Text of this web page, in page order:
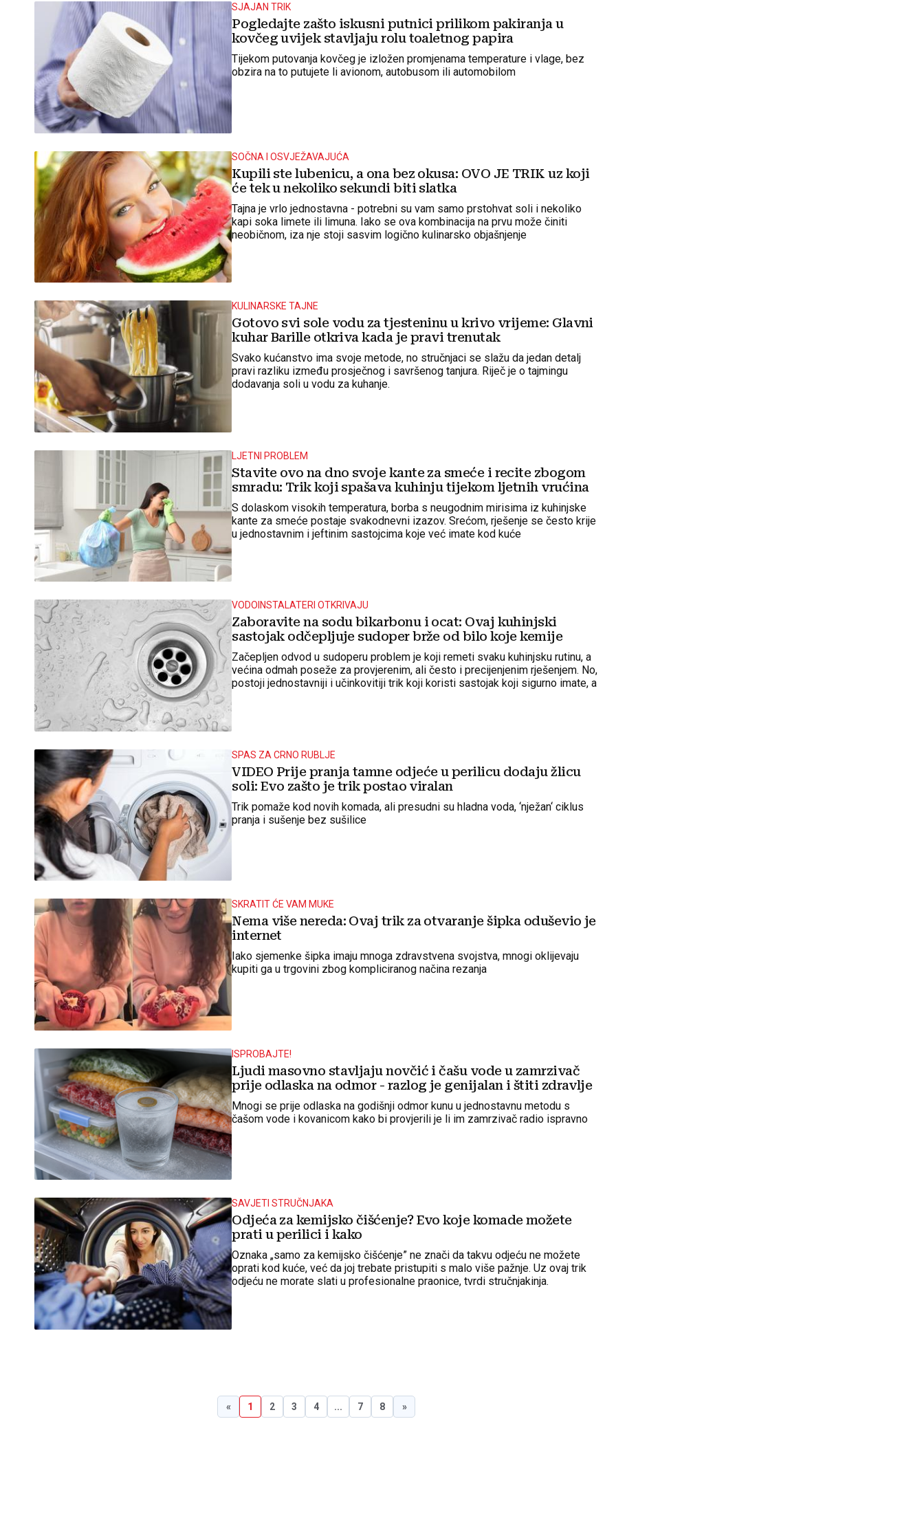
SJAJAN TRIK
Pogledajte zašto iskusni putnici prilikom pakiranja u
kovčeg uvijek stavljaju rolu toaletnog papira
Tijekom putovanja kovčeg je izložen promjenama temperature i vlage, bez
obzira na to putujete li avionom, autobusom ili automobilom
SOČNA I OSVJEŽAVAJUĆA
Kupili ste lubenicu, a ona bez okusa: OVO JE TRIK uz koji
će tek u nekoliko sekundi biti slatka
Tajna je vrlo jednostavna - potrebni su vam samo prstohvat soli i nekoliko
kapi soka limete ili limuna. Iako se ova kombinacija na prvu može činiti
neobičnom, iza nje stoji sasvim logično kulinarsko objašnjenje
KULINARSKE TAJNE
Gotovo svi sole vodu za tjesteninu u krivo vrijeme: Glavni
kuhar Barille otkriva kada je pravi trenutak
Svako kućanstvo ima svoje metode, no stručnjaci se slažu da jedan detalj
pravi razliku između prosječnog i savršenog tanjura. Riječ je o tajmingu
dodavanja soli u vodu za kuhanje.
LJETNI PROBLEM
Stavite ovo na dno svoje kante za smeće i recite zbogom
smradu: Trik koji spašava kuhinju tijekom ljetnih vrućina
S dolaskom visokih temperatura, borba s neugodnim mirisima iz kuhinjske
kante za smeće postaje svakodnevni izazov. Srećom, rješenje se često krije
u jednostavnim i jeftinim sastojcima koje već imate kod kuće
VODOINSTALATERI OTKRIVAJU
Zaboravite na sodu bikarbonu i ocat: Ovaj kuhinjski
sastojak odčepljuje sudoper brže od bilo koje kemije
Začepljen odvod u sudoperu problem je koji remeti svaku kuhinjsku rutinu, a
većina odmah poseže za provjerenim, ali često i precijenjenim rješenjem. No,
postoji jednostavniji i učinkovitiji trik koji koristi sastojak koji sigurno imate, a
SPAS ZA CRNO RUBLJE
VIDEO Prije pranja tamne odjeće u perilicu dodaju žlicu
soli: Evo zašto je trik postao viralan
Trik pomaže kod novih komada, ali presudni su hladna voda, ‘nježan‘ ciklus
pranja i sušenje bez sušilice
SKRATIT ĆE VAM MUKE
Nema više nereda: Ovaj trik za otvaranje šipka oduševio je
internet
Iako sjemenke šipka imaju mnoga zdravstvena svojstva, mnogi oklijevaju
kupiti ga u trgovini zbog kompliciranog načina rezanja
ISPROBAJTE!
Ljudi masovno stavljaju novčić i čašu vode u zamrzivač
prije odlaska na odmor - razlog je genijalan i štiti zdravlje
Mnogi se prije odlaska na godišnji odmor kunu u jednostavnu metodu s
čašom vode i kovanicom kako bi provjerili je li im zamrzivač radio ispravno
SAVJETI STRUČNJAKA
Odjeća za kemijsko čišćenje? Evo koje komade možete
prati u perilici i kako
Oznaka „samo za kemijsko čišćenje” ne znači da takvu odjeću ne možete
oprati kod kuće, već da joj trebate pristupiti s malo više pažnje. Uz ovaj trik
odjeću ne morate slati u profesionalne praonice, tvrdi stručnjakinja.
« 1 2 3 4 ... 7 8 »